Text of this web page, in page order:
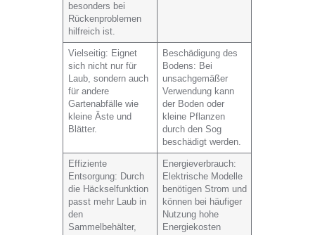
besonders bei
Rückenproblemen
hilfreich ist.
Vielseitig: Eignet
sich nicht nur für
Laub, sondern auch
für andere
Gartenabfälle wie
kleine Äste und
Blätter.
Beschädigung des
Bodens: Bei
unsachgemäßer
Verwendung kann
der Boden oder
kleine Pflanzen
durch den Sog
beschädigt werden.
Effiziente
Entsorgung: Durch
die Häckselfunktion
passt mehr Laub in
den
Sammelbehälter,
Energieverbrauch:
Elektrische Modelle
benötigen Strom und
können bei häufiger
Nutzung hohe
Energiekosten